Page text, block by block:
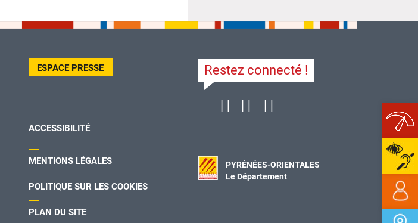
ESPACE PRESSE
ACCESSIBILITÉ
MENTIONS LÉGALES
POLITIQUE SUR LES COOKIES
PLAN DU SITE
Restez connecté !
PYRÉNÉES-ORIENTALES
Le Département